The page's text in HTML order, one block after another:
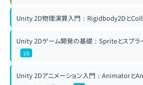
Unity 2D物理演算入門：Rigidbody2Dと
Unity 2Dゲーム開発の基礎：Spriteとスプラ
2D
Unity 2Dアニメーション入門：Animatorと